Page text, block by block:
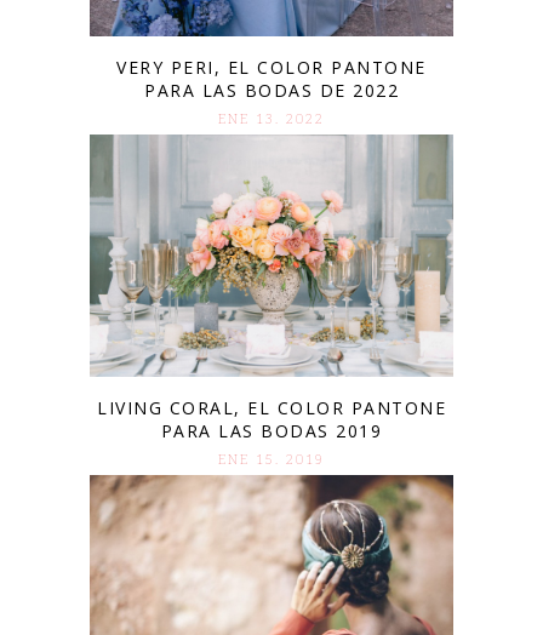
VERY PERI, EL COLOR PANTONE
PARA LAS BODAS DE 2022
ENE 13. 2022
LIVING CORAL, EL COLOR PANTONE
PARA LAS BODAS 2019
ENE 15. 2019